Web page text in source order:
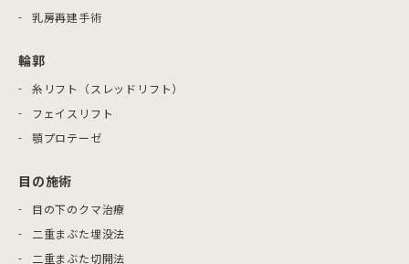
乳房再建手術
輪郭
糸リフト（スレッドリフト）
フェイスリフト
顎プロテーゼ
目の施術
目の下のクマ治療
二重まぶた埋没法
二重まぶた切開法